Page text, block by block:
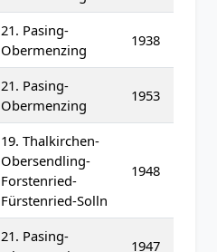
21. Pasing-
Obermenzing
1938
21. Pasing-
Obermenzing
1953
19. Thalkirchen-
Obersendling-
Forstenried-
Fürstenried-Solln
1948
21. Pasing-
1947